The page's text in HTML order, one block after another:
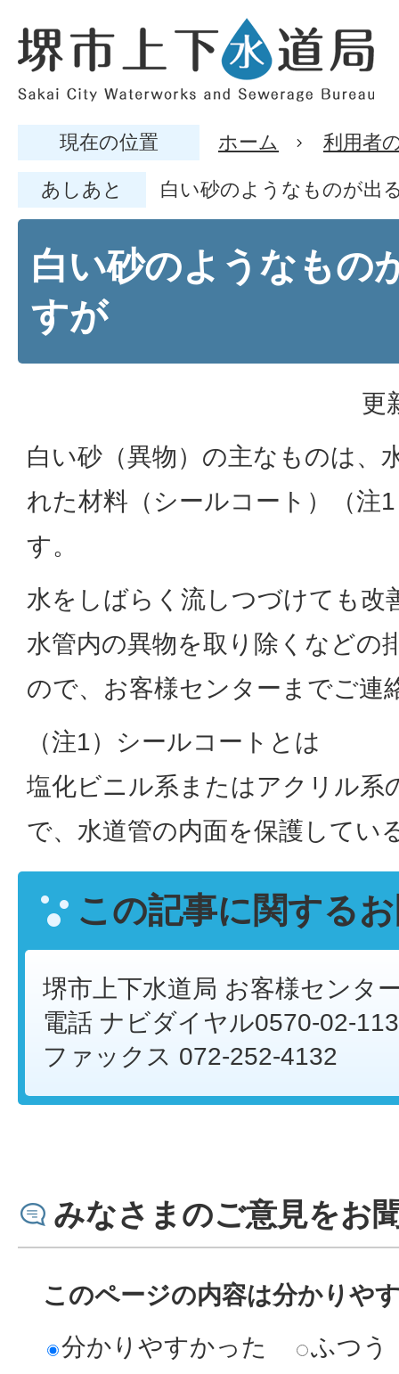
現在の位置 ホーム 利用者
あしあと 白い砂のようなものが出
白い砂のようなもの
すが
更
白い砂（異物）の主なものは、
れた材料（シールコート）（注
す。
水をしばらく流しつづけても改
水管内の異物を取り除くなどの
ので、お客様センターまでご連
（注1）シールコートとは
塩化ビニル系またはアクリル系
で、水道管の内面を保護してい
この記事に関する
堺市上下水道局 お客様センタ
電話 ナビダイヤル0570-02-
ファックス 072-252-4132
みなさまのご意見をお
このページの内容は分かりや
分かりやすかった
ふつう